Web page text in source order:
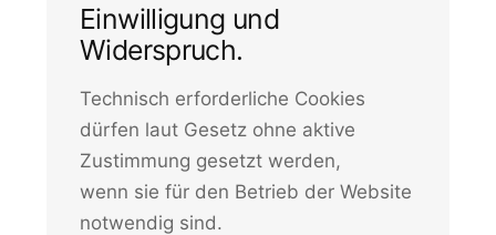
Einwilligung und
Widerspruch.
Technisch erforderliche Cookies
dürfen laut Gesetz ohne aktive
Zustimmung gesetzt werden,
wenn sie für den Betrieb der Website
notwendig sind.